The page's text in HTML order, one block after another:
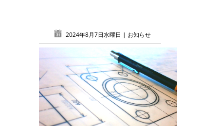
2024年8月7日水曜日 | お知らせ